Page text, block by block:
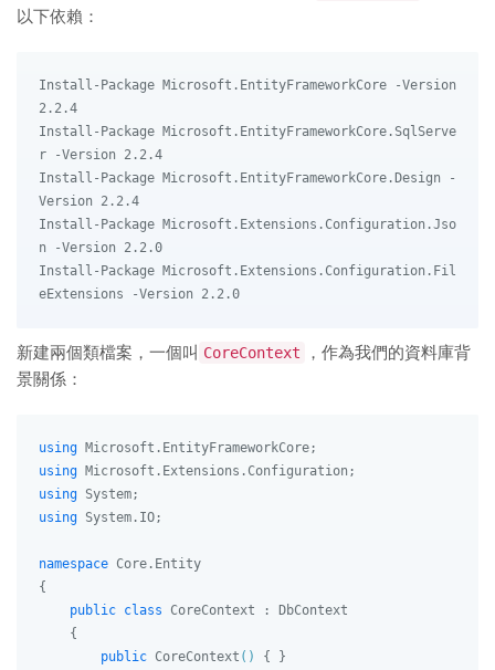
以下依賴：
Install-Package Microsoft.EntityFrameworkCore -Version
2.2.4
Install-Package Microsoft.EntityFrameworkCore.SqlServe
r -Version 2.2.4
Install-Package Microsoft.EntityFrameworkCore.Design -
Version 2.2.4
Install-Package Microsoft.Extensions.Configuration.Jso
n -Version 2.2.0
Install-Package Microsoft.Extensions.Configuration.Fil
新建兩個類檔案，一個叫 CoreContext
，作為我們的資料庫背
景關係：
using
using
using
using System.IO;
namespace Core.Entity
{
public class CoreContext : DbContext
public CoreContext () { }